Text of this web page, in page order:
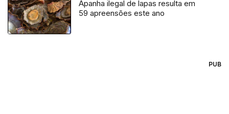
Apanha ilegal de lapas resulta em
59 apreensões este ano
PUB